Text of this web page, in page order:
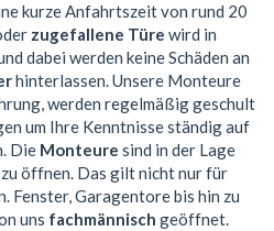
kurze Anfahrtszeit von rund 20
zugefallene Türe wird in
dabei werden keine Schäden an
hinterlassen. Unsere Monteure
werden regelmäßig geschult
um Ihre Kenntnisse ständig auf
Die Monteure sind in der Lage
zu öffnen. Das gilt nicht nur für
Fenster, Garagentore bis hin zu
uns fachmännisch geöffnet.